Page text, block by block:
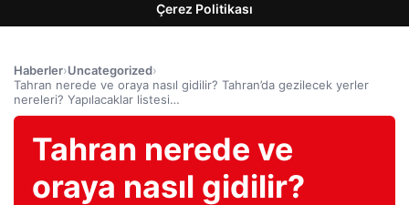
Çerez Politikası
Haberler›Uncategorized›
Tahran nerede ve oraya nasıl gidilir? Tahran’da gezilecek yerler
nereleri? Yapılacaklar listesi…
Tahran nerede ve
oraya nasıl gidilir?